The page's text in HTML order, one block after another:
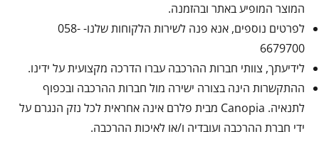
המוצר המופיע באתר ובהזמנה.
לפרטים נוספים, אנא פנה לשירות הלקוחות שלנו- 058-
6679700
לידיעתך, צוותי חברות ההרכבה עברו הדרכה מקצועית על ידינו.
ההתקשרות הינה בצורה ישירה מול חברות ההרכבה ובכפוף
לתנאיה. Canopia מבית פלרם אינה אחראית לכל נזק הנגרם על
ידי חברת ההרכבה ועובדיה ו/או לאיכות ההרכבה.